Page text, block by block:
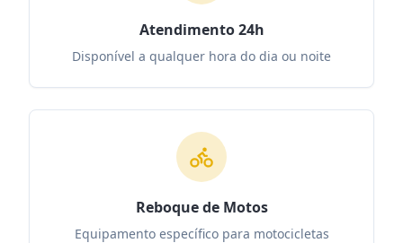
Atendimento 24h
Disponível a qualquer hora do dia ou noite
Reboque de Motos
Equipamento específico para motocicletas